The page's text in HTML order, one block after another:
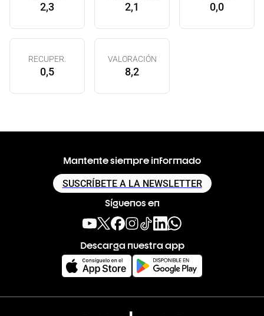
2,3 2,1 0,0
RECUPER.
0,5
VALORACIÓN
8,2
Mantente siempre informado
SUSCRÍBETE A LA NEWSLETTER
Síguenos en
Descarga nuestra app